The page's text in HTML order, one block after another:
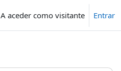
A aceder como visitante Entrar